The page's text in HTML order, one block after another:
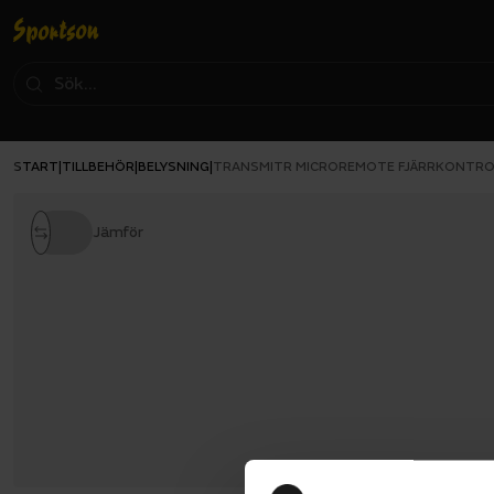
START TILLBEHÖR BELYSNING TRANSMITR MICROREMOTE
Jämför